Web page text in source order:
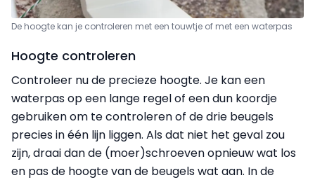
De hoogte kan je controleren met een touwtje of met een waterpas
Hoogte controleren
Controleer nu de precieze hoogte. Je kan een
waterpas op een lange regel of een dun koordje
gebruiken om te controleren of de drie beugels
precies in één lijn liggen. Als dat niet het geval zou
zijn, draai dan de (moer)schroeven opnieuw wat los
en pas de hoogte van de beugels wat aan. In de